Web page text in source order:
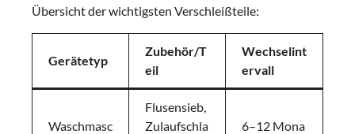
Übersicht der wichtigsten Verschleißteile:
Gerätetyp
Zubehör/T
eil
Wechselint
ervall
Waschmasc
Flusensieb,
Zulaufschla
6–12 Mona